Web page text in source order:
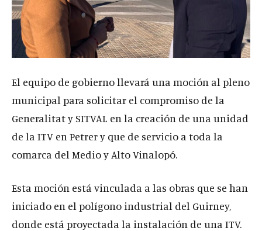
El equipo de gobierno llevará una moción al pleno
municipal para solicitar el compromiso de la
Generalitat y SITVAL en la creación de una unidad
de la ITV en Petrer y que de servicio a toda la
comarca del Medio y Alto Vinalopó.
Esta moción está vinculada a las obras que se han
iniciado en el polígono industrial del Guirney,
donde está proyectada la instalación de una ITV.